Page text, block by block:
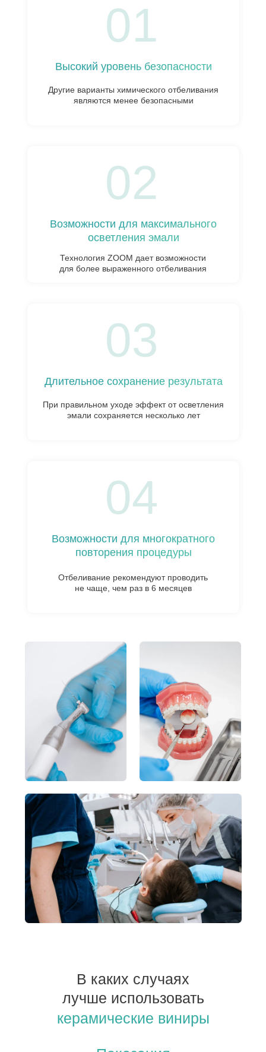
01
Высокий уровень безопасности
Другие варианты химического отбеливания
являются менее безопасными
02
Возможности для максимального
осветления эмали
04
Технология ZOOM дает возможности
для более выраженного отбеливания
Возможности для многократного
повторения процедуры
Отбеливание рекомендуют проводить
не чаще, чем раз в 6 месяцев
03
Длительное сохранение результата
При правильном уходе эффект от осветления
эмали сохраняется несколько лет
керамические виниры
В каких случаях
лучше использовать